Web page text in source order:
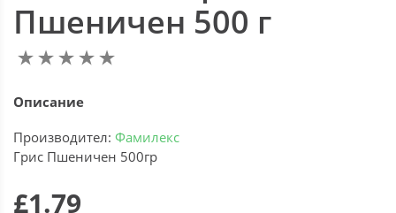
Пшеничен 500 г
Описание
Производител: Фамилекс
Грис Пшеничен 500гр
£1.79